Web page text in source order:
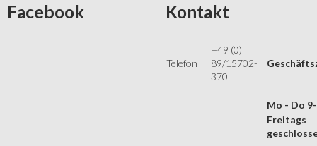
Facebook Kontakt
Telefon
+49 (0)
89/15702-
370
Mo - Do
Freitags